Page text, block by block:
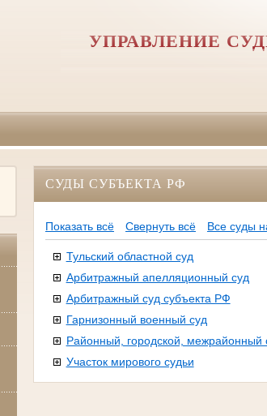
УПРАВЛЕНИЕ
СУДЫ СУБЪЕКТА РФ
Показать всё Свернуть всё Все суды
Тульский областной суд
Арбитражный апелляционный суд
Арбитражный суд субъекта РФ
Гарнизонный военный суд
Районный, городской, межрайонный
Участок мирового судьи